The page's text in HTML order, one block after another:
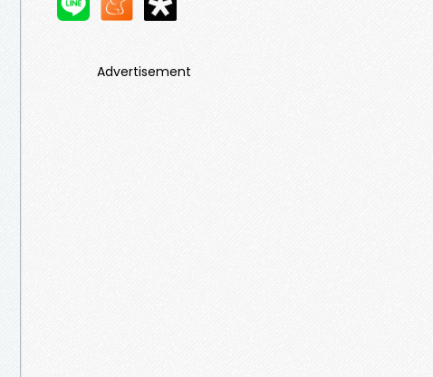
Advertisement